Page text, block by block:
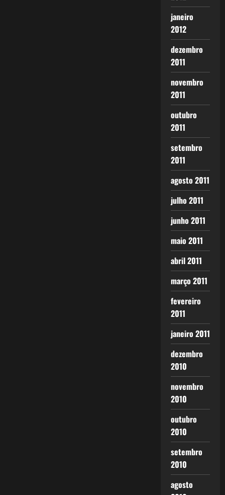
janeiro
2012
dezembro
2011
novembro
2011
outubro
2011
setembro
2011
agosto 2011
julho 2011
junho 2011
maio 2011
abril 2011
março 2011
fevereiro
2011
janeiro 2011
dezembro
2010
novembro
2010
outubro
2010
setembro
2010
agosto